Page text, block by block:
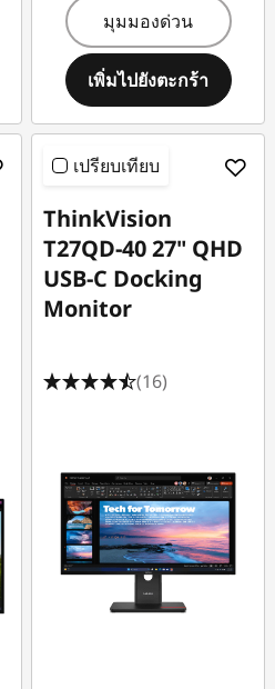
มุมมองด่วน
เพิ่มไปยังตะกร้า
เปรียบเทียบ
ThinkVision
T27QD-40 27" QHD
USB-C Docking
Monitor
(16)